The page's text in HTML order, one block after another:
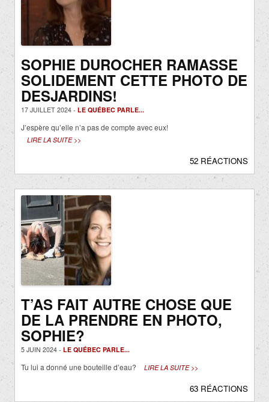
SOPHIE DUROCHER RAMASSE
SOLIDEMENT CETTE PHOTO DE
DESJARDINS!
17 JUILLET 2024 - LE QUÉBEC PARLE...
J’espère qu’elle n’a pas de compte avec eux!
LIRE LA SUITE >>
52 RÉACTIONS
T’AS FAIT AUTRE CHOSE QUE
DE LA PRENDRE EN PHOTO,
SOPHIE?
5 JUIN 2024 - LE QUÉBEC PARLE...
Tu lui a donné une bouteille d’eau? LIRE LA SUITE >>
63 RÉACTIONS